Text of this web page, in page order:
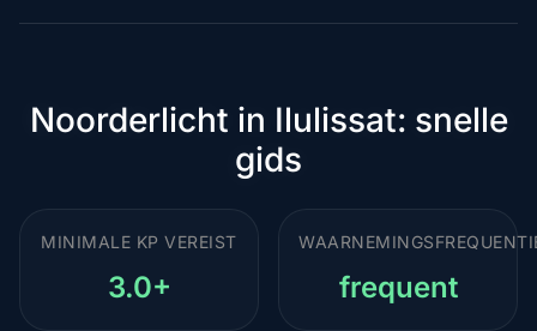
Noorderlicht in Ilulissat: snelle
gids
MINIMALE KP VEREIST
3.0+ frequent